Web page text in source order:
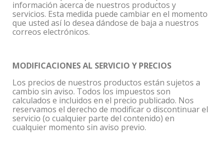
información acerca de nuestros productos y
servicios. Esta medida puede cambiar en el momento
que usted así lo desea dándose de baja a nuestros
correos electrónicos.
MODIFICACIONES AL SERVICIO Y PRECIOS
Los precios de nuestros productos están sujetos a
cambio sin aviso. Todos los impuestos son
calculados e incluidos en el precio publicado. Nos
reservamos el derecho de modificar o discontinuar el
servicio (o cualquier parte del contenido) en
cualquier momento sin aviso previo.